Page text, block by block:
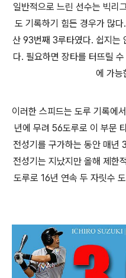
일반적으로 느린 선수는 빅리
도 기록하기 힘든 경우가 많
산 93번째 3루타였다. 쉽지는
다. 필요하면 장타를 터뜨릴
에 가능
이러한 스피드는 도루 기록에
년에 무려 56도루로 이 부문
전성기를 구가하는 동안 매
전성기는 지났지만 올해 제한
도루로 16년 연속 두 자릿수